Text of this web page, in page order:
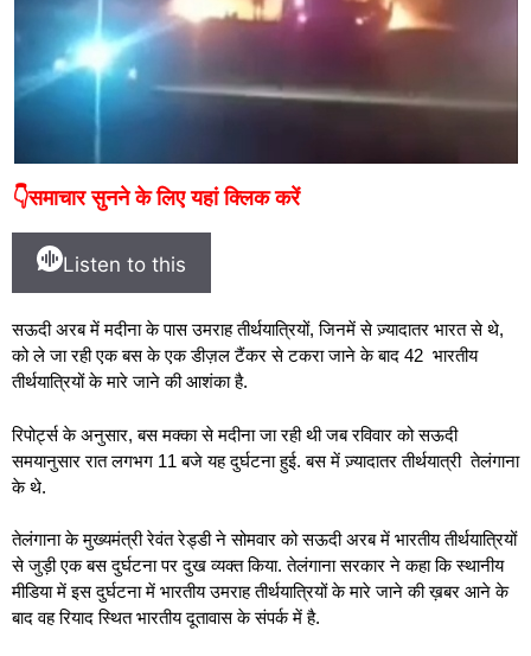
👇समाचार सुनने के लिए यहां क्लिक करें
Listen to this
सऊदी अरब में मदीना के पास उमराह तीर्थयात्रियों, जिनमें से ज़्यादातर भारत से थे,
को ले जा रही एक बस के एक डीज़ल टैंकर से टकरा जाने के बाद 42 भारतीय
तीर्थयात्रियों के मारे जाने की आशंका है.
रिपोर्ट्स के अनुसार, बस मक्का से मदीना जा रही थी जब रविवार को सऊदी
समयानुसार रात लगभग 11 बजे यह दुर्घटना हुई. बस में ज़्यादातर तीर्थयात्री तेलंगाना
के थे.
तेलंगाना के मुख्यमंत्री रेवंत रेड्डी ने सोमवार को सऊदी अरब में भारतीय तीर्थयात्रियों
से जुड़ी एक बस दुर्घटना पर दुख व्यक्त किया. तेलंगाना सरकार ने कहा कि स्थानीय
मीडिया में इस दुर्घटना में भारतीय उमराह तीर्थयात्रियों के मारे जाने की ख़बर आने के
बाद वह रियाद स्थित भारतीय दूतावास के संपर्क में है.